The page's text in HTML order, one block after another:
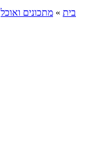
בית » מתכונים ואוכל